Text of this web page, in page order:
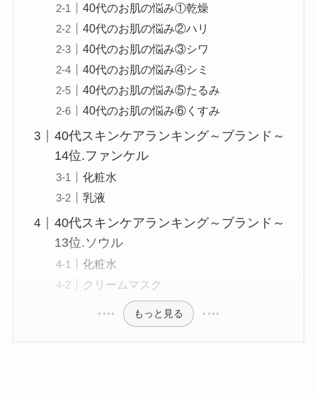
40代のお肌の悩み①乾燥
40代のお肌の悩み②ハリ
40代のお肌の悩み③シワ
40代のお肌の悩み④シミ
40代のお肌の悩み⑤たるみ
40代のお肌の悩み⑥くすみ
40代スキンケアランキング～ブランド～
14位.ファンケル
化粧水
乳液
40代スキンケアランキング～ブランド～
13位.ソウル
化粧水
クリームマスク
もっと見る